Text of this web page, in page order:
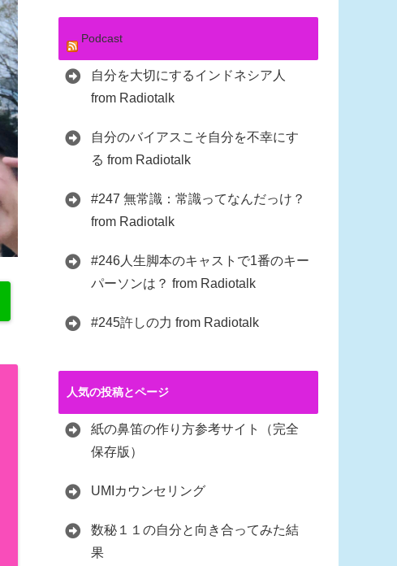
Podcast
自分を大切にするインドネシア人
from Radiotalk
自分のバイアスこそ自分を不幸にす
る from Radiotalk
#247 無常識：常識ってなんだっけ？
from Radiotalk
#246人生脚本のキャストで1番のキー
パーソンは？ from Radiotalk
#245許しの力 from Radiotalk
人気の投稿とページ
紙の鼻笛の作り方参考サイト（完全
保存版）
UMIカウンセリング
数秘１１の自分と向き合ってみた結
果